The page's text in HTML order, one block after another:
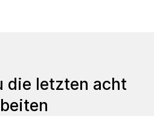
die letzten acht